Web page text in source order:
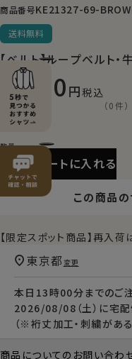
商品番号KE21327-69-
送料無料
【ベルト】ループベルト・
9,900 税込
（0件）
カートに入れる
この商品
【限定スポット商品】再入荷
本日 13時00分 までのご
2026/08/08（土） に宅
（※裄丈加工・刺繍があ
東京都 変更
商品についてのお問い合わ